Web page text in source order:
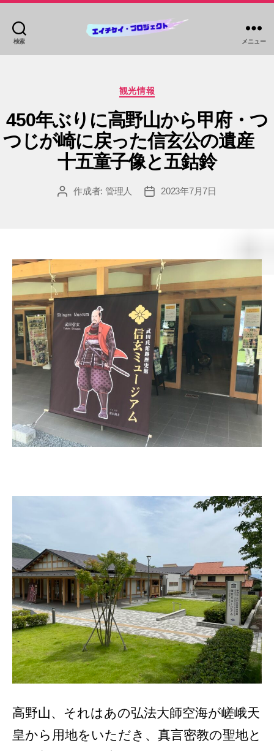
検索
ー
メニュー
カ
テ
ゴ
リ
ー
観光情報
450年ぶりに高野山から甲府・つ
つじが崎に戻った信玄公の遺産
十五童子像と五鈷鈴
投 作成者: 管理人
投
2023年7月7日
高野山、それはあの弘法大師空海が嵯峨天
皇から用地をいただき、真言密教の聖地と